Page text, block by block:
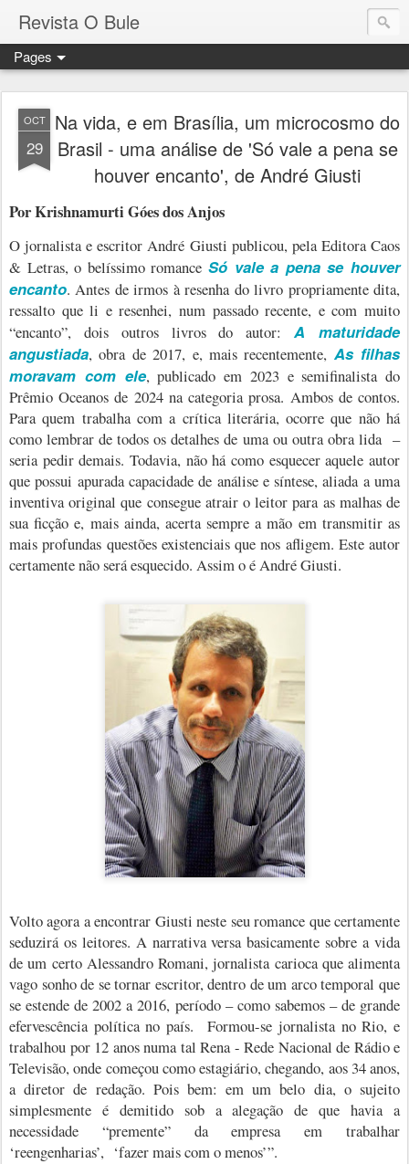
Revista O Bule
Pages
OCT
29
Na vida, e em Brasília, um microcosmo do
Brasil - uma análise de 'Só vale a pena se
houver encanto', de André Giusti
Por Krishnamurti Góes dos Anjos
O jornalista e escritor André Giusti publicou, pela Editora Caos
& Letras, o belíssimo romance Só vale a pena se houver
encanto. Antes de irmos à resenha do livro propriamente dita,
ressalto que li e resenhei, num passado recente, e com muito
“encanto”, dois outros livros do autor:A maturidade
angustiada, obra de 2017, e, mais recentemente, As filhas
moravam com ele, publicado em 2023 e semifinalista do
Prêmio Oceanos de 2024 na categoria prosa. Ambos de contos.
Para quem trabalha com a crítica literária, ocorre que não há
como lembrar de todos os detalhes de uma ou outra obra lida –
seria pedir demais. Todavia, não há como esquecer aquele autor
que possui apurada capacidade de análise e síntese, aliada a uma
inventiva original que consegue atrair o leitor para as malhas de
sua ficção e, mais ainda, acerta sempre a mão em transmitir as
mais profundas questões existenciais que nos afligem. Este autor
certamente não será esquecido. Assim o é André Giusti.
Volto agora a encontrar Giusti neste seu romance que certamente
seduzirá os leitores. A narrativa versa basicamente sobre a vida
de um certo Alessandro Romani, jornalista carioca que alimenta
vago sonho de se tornar escritor, dentro de um arco temporal que
se estende de 2002 a 2016, período – como sabemos – de grande
efervescência política no país.
Formou-se jornalista no Rio, e
trabalhou por 12 anos numa tal Rena - Rede Nacional de Rádio e
Televisão, onde começou como estagiário, chegando, aos 34 anos,
a diretor de redação. Pois bem: em um belo dia, o sujeito
simplesmente é demitido sob a alegação de que havia a
necessidade “premente” da empresa em trabalhar
‘reengenharias’, ‘fazer mais com o menos’”.